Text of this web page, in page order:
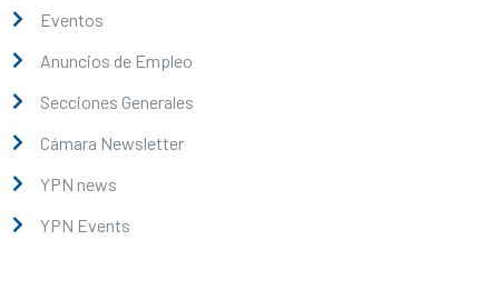
Eventos
Anuncios de Empleo
Secciones Generales
Cámara Newsletter
YPN news
YPN Events